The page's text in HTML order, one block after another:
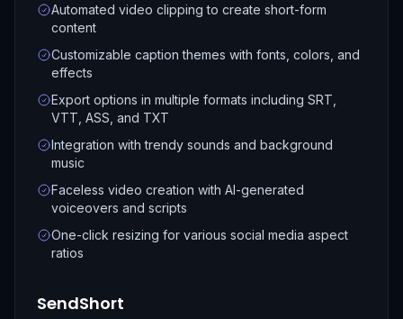
Automated video clipping to create short-form
content
Customizable caption themes with fonts, colors, and
effects
Export options in multiple formats including SRT,
VTT, ASS, and TXT
Integration with trendy sounds and background
music
Faceless video creation with AI-generated
voiceovers and scripts
One-click resizing for various social media aspect
ratios
SendShort